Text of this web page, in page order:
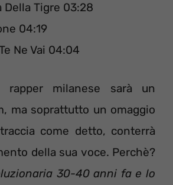
Della Tigre 03:28
04:19
Ne Vai 04:04
milanese sarà un
ma soprattutto un omaggio
come detto, conterrà
della sua voce. Perchè?
30-40 anni fa e lo